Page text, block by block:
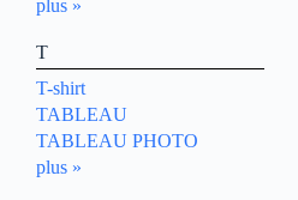
plus »
T
T-shirt
TABLEAU
TABLEAU PHOTO
plus »